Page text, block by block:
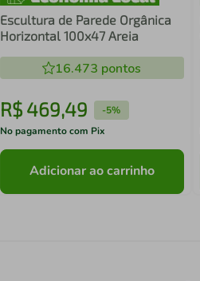
Escultura de Parede Orgânica
Horizontal 100x47 Areia
16.473 pontos
R$ 469,49 -5%
No pagamento com Pix
Adicionar ao carrinho